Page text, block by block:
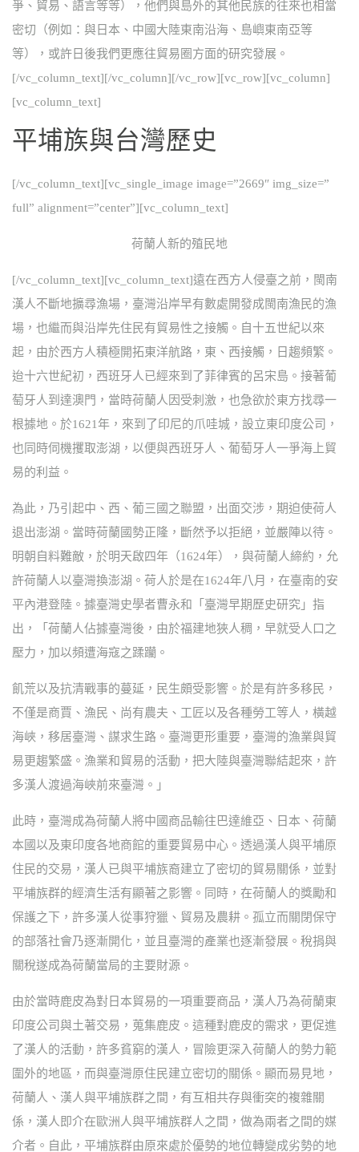
爭、貿易、語言等等），他們與島外的其他民族的往來也相當
密切（例如：與日本、中國大陸東南沿海、島嶼東南亞等
等），或許日後我們更應往貿易圈方面的研究發展。
[/vc_column_text][/vc_column][/vc_row][vc_row][vc_column]
[vc_column_text]
平埔族與台灣歷史
[/vc_column_text][vc_single_image image=”2669″ img_size=”
full” alignment=”center”][vc_column_text]
荷蘭人新的殖民地
[/vc_column_text][vc_column_text]遠在西方人侵臺之前，閩南
漢人不斷地擴尋漁場，臺灣沿岸早有數處開發成閩南漁民的漁
場，也繼而與沿岸先住民有貿易性之接觸。自十五世紀以來
起，由於西方人積極開拓東洋航路，東、西接觸，日趨頻繁。
迨十六世紀初，西班牙人已經來到了菲律賓的呂宋島。接著葡
萄牙人到達澳門，當時荷蘭人因受刺激，也急欲於東方找尋一
根據地。於1621年，來到了印尼的爪哇城，設立東印度公司，
也同時伺機攫取澎湖，以便與西班牙人、葡萄牙人一爭海上貿
易的利益。
為此，乃引起中、西、葡三國之聯盟，出面交涉，期迫使荷人
退出澎湖。當時荷蘭國勢正隆，斷然予以拒絕，並嚴陣以待。
明朝自料難敵，於明天啟四年（1624年），與荷蘭人締約，允
許荷蘭人以臺灣換澎湖。荷人於是在1624年八月，在臺南的安
平內港登陸。據臺灣史學者曹永和「臺灣早期歷史研究」指
出，「荷蘭人佔據臺灣後，由於福建地狹人稠，早就受人口之
壓力，加以頻遭海寇之蹂躪。
飢荒以及抗清戰事的蔓延，民生頗受影響。於是有許多移民，
不僅是商賈、漁民、尚有農夫、工匠以及各種勞工等人，橫越
海峽，移居臺灣、謀求生路。臺灣更形重要，臺灣的漁業與貿
易更趨繁盛。漁業和貿易的活動，把大陸與臺灣聯結起來，許
多漢人渡過海峽前來臺灣。」
此時，臺灣成為荷蘭人將中國商品輸往巴達維亞、日本、荷蘭
本國以及東印度各地商館的重要貿易中心。透過漢人與平埔原
住民的交易，漢人已與平埔族裔建立了密切的貿易關係，並對
平埔族群的經濟生活有顯著之影響。同時，在荷蘭人的獎勵和
保護之下，許多漢人從事狩獵、貿易及農耕。孤立而關閉保守
的部落社會乃逐漸開化，並且臺灣的產業也逐漸發展。稅捐與
關稅遂成為荷蘭當局的主要財源。
由於當時鹿皮為對日本貿易的一項重要商品，漢人乃為荷蘭東
印度公司與土著交易，蒐集鹿皮。這種對鹿皮的需求，更促進
了漢人的活動，許多貧窮的漢人，冒險更深入荷蘭人的勢力範
圍外的地區，而與臺灣原住民建立密切的關係。顯而易見地，
荷蘭人、漢人與平埔族群之間，有互相共存與衝突的複雜關
係，漢人即介在歐洲人與平埔族群人之間，做為兩者之間的媒
介者。自此，平埔族群由原來處於優勢的地位轉變成劣勢的地